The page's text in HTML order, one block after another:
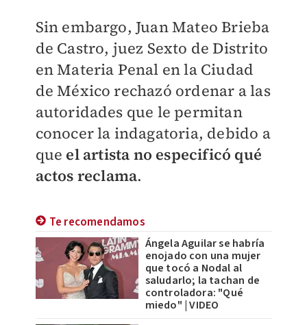
Sin embargo, Juan Mateo Brieba
de Castro, juez Sexto de Distrito
en Materia Penal en la Ciudad
de México rechazó ordenar a las
autoridades que le permitan
conocer la indagatoria, debido a
que el artista no especificó qué
actos reclama.
Te recomendamos
Ángela Aguilar se habría
enojado con una mujer
que tocó a Nodal al
saludarlo; la tachan de
controladora: "Qué
miedo" | VIDEO